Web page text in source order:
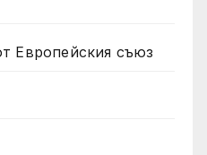
Европейския съюз